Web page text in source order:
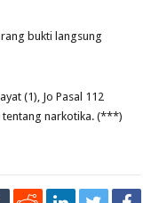
bukti langsung
(1), Jo Pasal 112
tentang narkotika. (***)